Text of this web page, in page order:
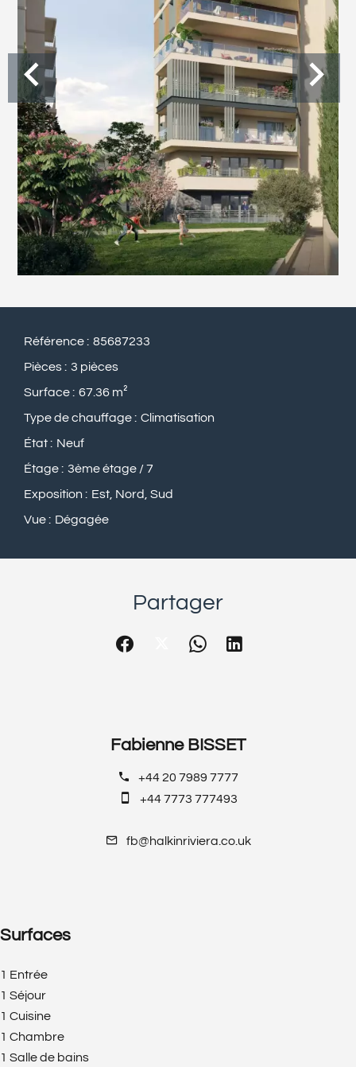
Référence
85687233
Pièces
3 pièces
Surface
67.36 m²
Type de chauffage
Climatisation
État
Neuf
Étage
3ème étage / 7
Exposition
Est, Nord, Sud
Vue
Dégagée
Partager
Fabienne BISSET
+44 20 7989 7777
+44 7773 777493
fb@halkinriviera.co.uk
Surfaces
1 Entrée
1 Séjour
1 Cuisine
1 Chambre
1 Salle de bains